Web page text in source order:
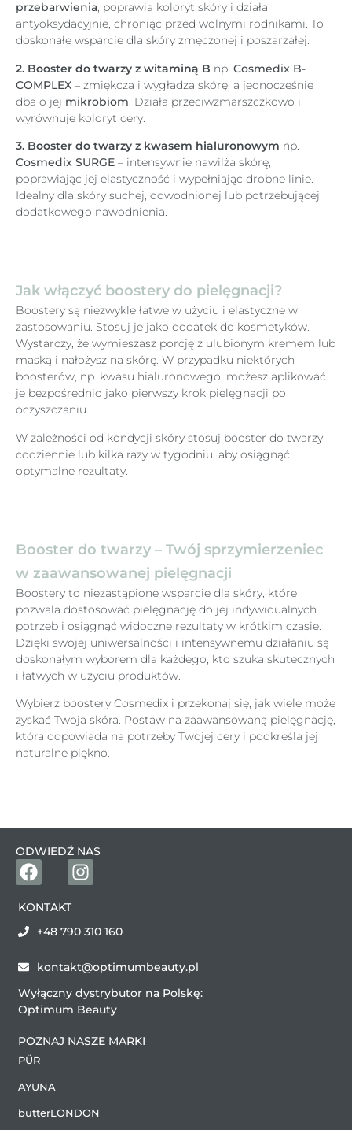
przebarwienia, poprawia koloryt skóry i działa
antyoksydacyjnie, chroniąc przed wolnymi rodnikami. To
doskonałe wsparcie dla skóry zmęczonej i poszarzałej.
2. Booster do twarzy z witaminą B np. Cosmedix B-
COMPLEX – zmiękcza i wygładza skórę, a jednocześnie
dba o jej mikrobiom . Działa przeciwzmarszczkowo i
wyrównuje koloryt cery.
3. Booster do twarzy z kwasem hialuronowym np.
Cosmedix SURGE – intensywnie nawilża skórę,
poprawiając jej elastyczność i wypełniając drobne linie.
Idealny dla skóry suchej, odwodnionej lub potrzebującej
dodatkowego nawodnienia.
Jak włączyć boostery do pielęgnacji?
Boostery są niezwykle łatwe w użyciu i elastyczne w
zastosowaniu. Stosuj je jako dodatek do kosmetyków.
Wystarczy, że wymieszasz porcję z ulubionym kremem lub
maską i nałożysz na skórę. W przypadku niektórych
boosterów, np. kwasu hialuronowego, możesz aplikować
je bezpośrednio jako pierwszy krok pielęgnacji po
oczyszczaniu.
W zależności od kondycji skóry stosuj booster do twarzy
codziennie lub kilka razy w tygodniu, aby osiągnąć
optymalne rezultaty.
Booster do twarzy – Twój sprzymierzeniec
w zaawansowanej pielęgnacji
Boostery to niezastąpione wsparcie dla skóry, które
pozwala dostosować pielęgnację do jej indywidualnych
potrzeb i osiągnąć widoczne rezultaty w krótkim czasie.
Dzięki swojej uniwersalności i intensywnemu działaniu są
doskonałym wyborem dla każdego, kto szuka skutecznych
i łatwych w użyciu produktów.
Wybierz boostery Cosmedix i przekonaj się, jak wiele może
zyskać Twoja skóra. Postaw na zaawansowaną pielęgnację,
która odpowiada na potrzeby Twojej cery i podkreśla jej
naturalne piękno.
ODWIEDŹ NAS
KONTAKT
+48 790 310 160
kontakt@optimumbeauty.pl
Wyłączny dystrybutor na Polskę:
Optimum Beauty
POZNAJ NASZE MARKI
PÜR
AYUNA
butterLONDON